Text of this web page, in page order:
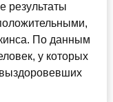
результаты
По данным
у которых